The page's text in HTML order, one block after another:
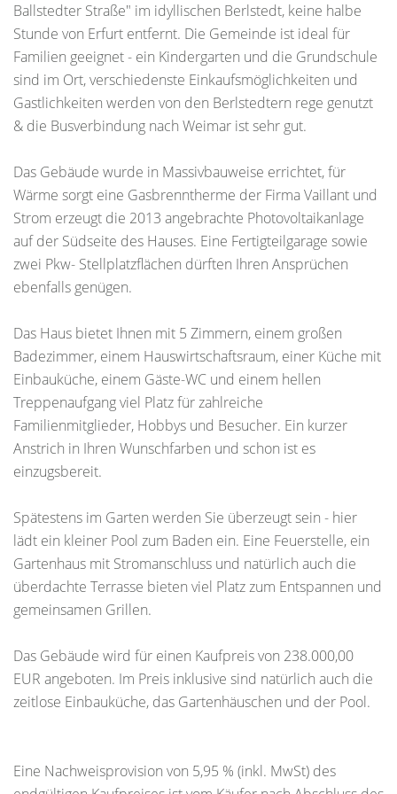
Ballstedter Straße" im idyllischen Berlstedt, keine halbe
Stunde von Erfurt entfernt. Die Gemeinde ist ideal für
Familien geeignet - ein Kindergarten und die Grundschule
sind im Ort, verschiedenste Einkaufsmöglichkeiten und
Gastlichkeiten werden von den Berlstedtern rege genutzt
& die Busverbindung nach Weimar ist sehr gut.
Das Gebäude wurde in Massivbauweise errichtet, für
Wärme sorgt eine Gasbrenntherme der Firma Vaillant und
Strom erzeugt die 2013 angebrachte Photovoltaikanlage
auf der Südseite des Hauses. Eine Fertigteilgarage sowie
zwei Pkw- Stellplatzflächen dürften Ihren Ansprüchen
ebenfalls genügen.
Das Haus bietet Ihnen mit 5 Zimmern, einem großen
Badezimmer, einem Hauswirtschaftsraum, einer Küche mit
Einbauküche, einem Gäste-WC und einem hellen
Treppenaufgang viel Platz für zahlreiche
Familienmitglieder, Hobbys und Besucher. Ein kurzer
Anstrich in Ihren Wunschfarben und schon ist es
einzugsbereit.
Spätestens im Garten werden Sie überzeugt sein - hier
lädt ein kleiner Pool zum Baden ein. Eine Feuerstelle, ein
Gartenhaus mit Stromanschluss und natürlich auch die
überdachte Terrasse bieten viel Platz zum Entspannen und
gemeinsamen Grillen.
Das Gebäude wird für einen Kaufpreis von 238.000,00
EUR angeboten. Im Preis inklusive sind natürlich auch die
zeitlose Einbauküche, das Gartenhäuschen und der Pool.
Eine Nachweisprovision von 5,95 % (inkl. MwSt) des